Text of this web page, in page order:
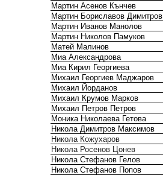
Мартин Асенов Кънчев
Мартин Бориславов Димитров
Мартин Иванов Манолов
Мартин Николов Памуков
Матей Малинов
Миа Александрова
Миа Кирил Георгиева
Михаил Георгиев Маджаров
Михаил Йорданов
Михаил Крумов Марков
Михаил Петров Петров
Моника Николаева Гетова
Никола Димитров Максимов
Никола Кожухаров
Никола Росенов Цонев
Никола Стефанов Гелов
Никола Стефанов Попов